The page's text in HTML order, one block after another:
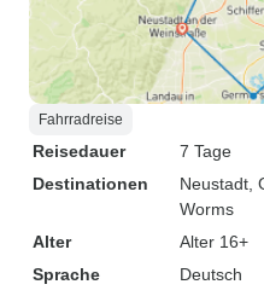
Fahrradreise
Reisedauer
7 Tage
Destinationen
Neustadt
Worms
Alter
Alter 16+
Sprache
Deutsch